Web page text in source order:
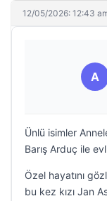
12/05/2026: 12:43
A
Ünlü isimler
Barış Arduç ile
Özel hayatını
bu kez kızı Jan